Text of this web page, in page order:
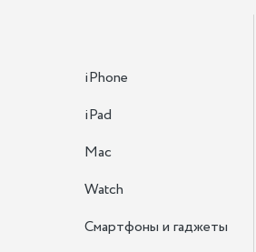
iPhone
iPad
Mac
Watch
Смартфоны и гаджеты